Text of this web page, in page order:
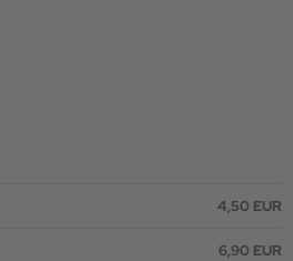
4,50 EUR
6,90 EUR